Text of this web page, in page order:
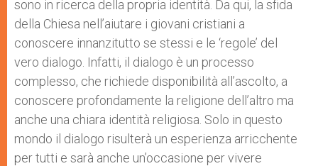
sono in ricerca della propria identità. Da qui, la sfida
della Chiesa nell’aiutare i giovani cristiani a
conoscere innanzitutto se stessi e le ‘regole’ del
vero dialogo. Infatti, il dialogo è un processo
complesso, che richiede disponibilità all’ascolto, a
conoscere profondamente la religione dell’altro ma
anche una chiara identità religiosa. Solo in questo
mondo il dialogo risulterà un esperienza arricchente
per tutti e sarà anche un’occasione per vivere